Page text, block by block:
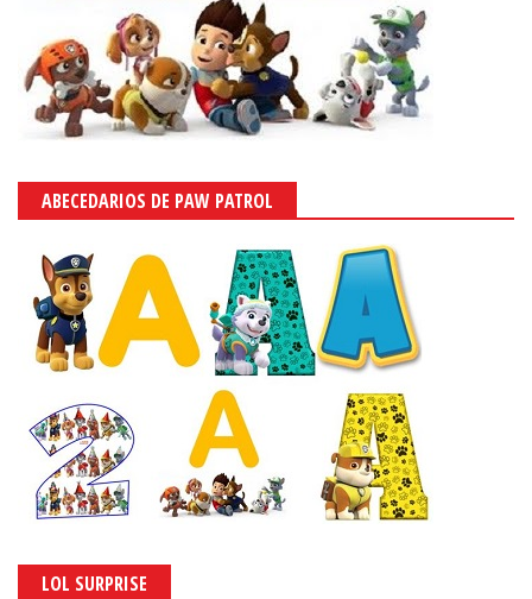
ABECEDARIOS DE PAW PATROL
LOL SURPRISE